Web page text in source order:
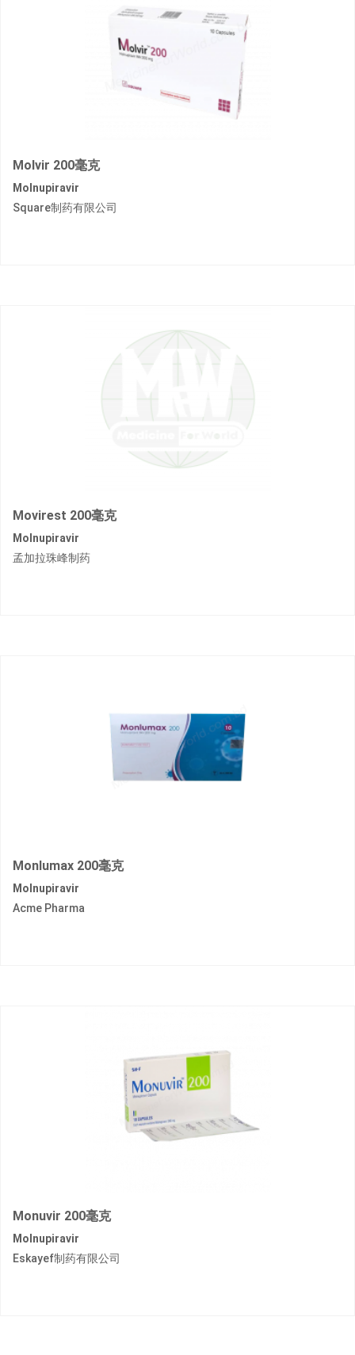
Molvir 200毫克
Molnupiravir
Square制药有限公司
Movirest 200毫克
Molnupiravir
孟加拉珠峰制药
Monlumax 200毫克
Molnupiravir
Acme Pharma
Monuvir 200毫克
Molnupiravir
Eskayef制药有限公司